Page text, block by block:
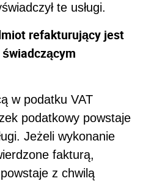
te usługi.
refakturujący jest
w podatku VAT
podatkowy powstaje
Jeżeli wykonanie
fakturą,
z chwilą